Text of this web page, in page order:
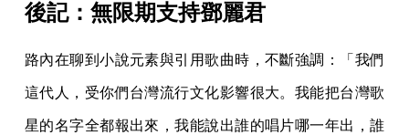
後記：無限期支持鄧麗君
路內在聊到小說元素與引用歌曲時，不斷強調：「我們
這代人，受你們台灣流行文化影響很大。我能把台灣歌
星的名字全都報出來，我能說出誰的唱片哪一年出，誰